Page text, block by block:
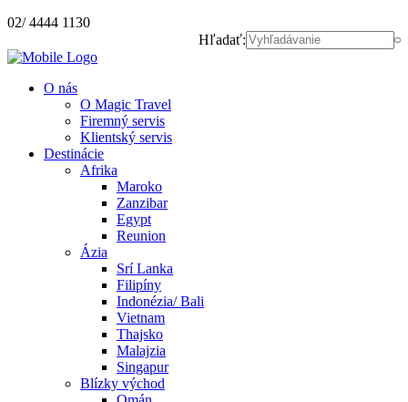
02/ 4444 1130
Hľadať:
O nás
O Magic Travel
Firemný servis
Klientský servis
Destinácie
Afrika
Maroko
Zanzibar
Egypt
Reunion
Ázia
Srí Lanka
Filipíny
Indonézia/ Bali
Vietnam
Thajsko
Malajzia
Singapur
Blízky východ